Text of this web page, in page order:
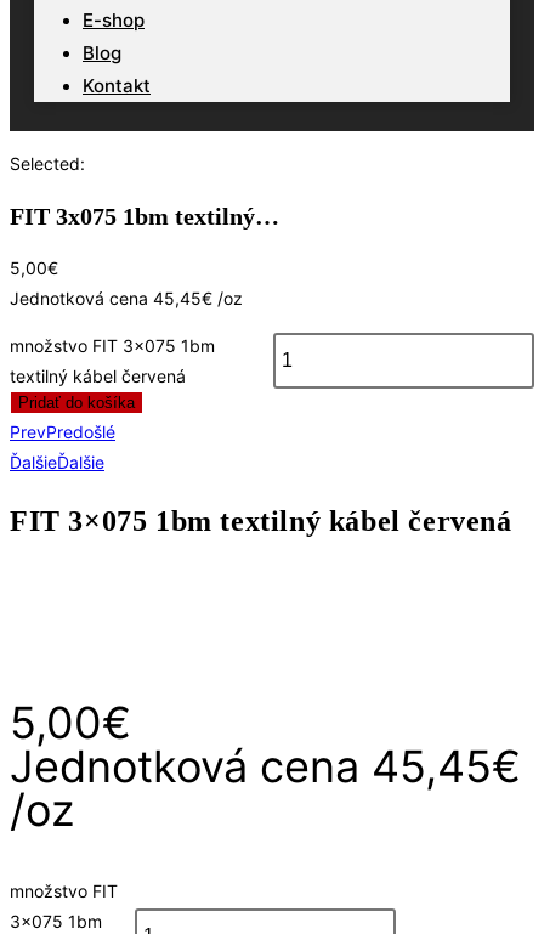
E-shop
Blog
Kontakt
Selected:
FIT 3x075 1bm textilný…
5,00€
Jednotková cena 45,45€ /oz
množstvo FIT 3x075 1bm
textilný kábel červená
Pridať do košíka
PrevPredošlé
ĎalšieĎalšie
FIT 3×075 1bm textilný kábel červená
5,00€
Jednotková cena 45,45€
/oz
množstvo FIT
3x075 1bm